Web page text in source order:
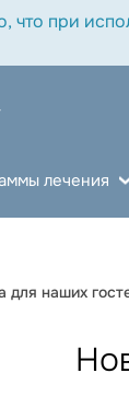
при
лечения
для наших